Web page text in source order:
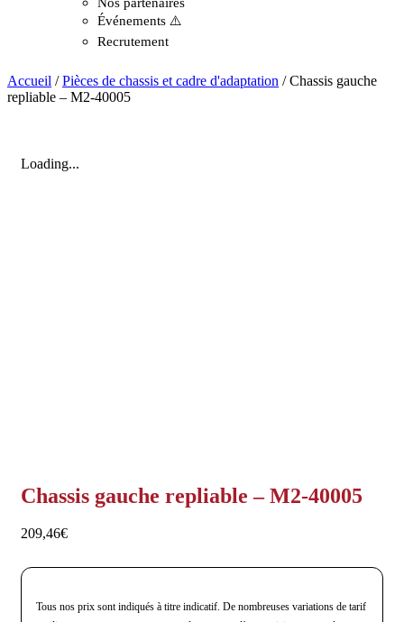
Événements ⚠️
Recrutement
Accueil /Pièces de chassis et cadre d'adaptation / Chassis gauche
repliable – M2-40005
Loading...
Chassis gauche repliable – M2-40005
209,46€
Tous nos prix sont indiqués à titre indicatif. De nombreuses variations de tarif